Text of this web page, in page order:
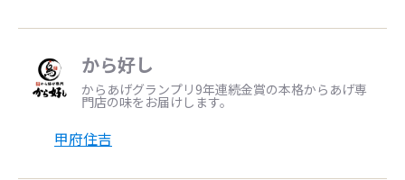
から好し
からあげグランプリ9年連続金賞の本格からあげ専
門店の味をお届けします。
甲府住吉